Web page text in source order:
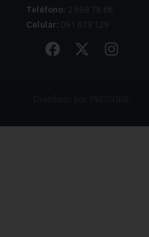
Teléfono: 2 698 78 66
Celular: 091 673 129